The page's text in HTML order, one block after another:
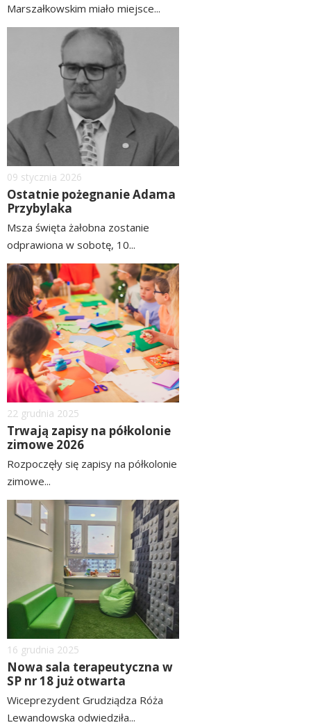
Marszałkowskim miało miejsce...
czytaj
Dodano
09 stycznia 2026
Ostatnie pożegnanie Adama
Przybylaka
Msza święta żałobna zostanie
odprawiona w sobotę, 10...
czytaj
więcej
image
Dodano
22 grudnia 2025
Trwają zapisy na półkolonie
zimowe 2026
Rozpoczęły się zapisy na półkolonie
zimowe...
czytaj
więcej
image
Dodano
16 grudnia 2025
Nowa sala terapeutyczna w
SP nr 18 już otwarta
Wiceprezydent Grudziądza Róża
Lewandowska odwiedziła...